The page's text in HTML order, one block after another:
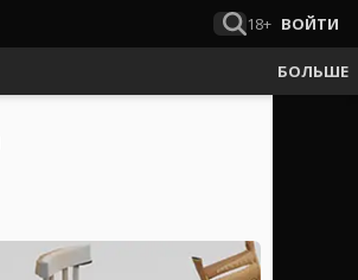
18+ ВОЙТИ
БОЛЬШЕ